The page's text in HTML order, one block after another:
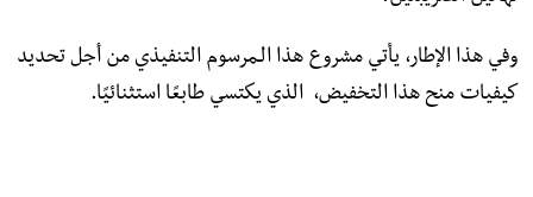
وفي هذا الإطار، يأتي مشروع هذا الـمرسوم التنفيذي من أجل تحديد
كيفيات منح هذا التخفيض، الذي يكتسي طابعًا استثنائيًا.